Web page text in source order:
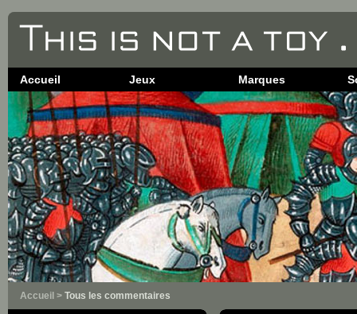
Accueil Jeux Marques
Accueil > Tous les commentaires